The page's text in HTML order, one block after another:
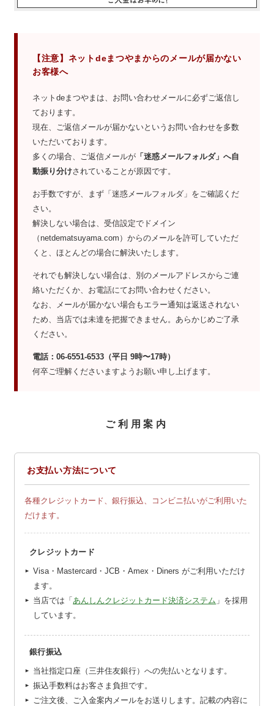
【注意】ネットdeまつやまからのメールが届かない
お客様へ
ネットdeまつやまは、お問い合わせメールに必ずご返信し
ております。
現在、ご返信メールが届かないというお問い合わせを多数
いただいております。
多くの場合、ご返信メールが「迷惑メールフォルダ」へ自
動振り分けされていることが原因です。
お手数ですが、まず「迷惑メールフォルダ」をご確認くだ
さい。
解決しない場合は、受信設定でドメイン
（netdematsuyama.com）からのメールを許可していただ
くと、ほとんどの場合に解決いたします。
それでも解決しない場合は、別のメールアドレスからご連
絡いただくか、お電話にてお問い合わせください。
なお、メールが届かない場合もエラー通知は返送されない
ため、当店では未達を把握できません。あらかじめご了承
ください。
電話：06-6551-6533（平日 9時〜17時）
何卒ご理解くださいますようお願い申し上げます。
ご利用案内
お支払い方法について
各種クレジットカード、銀行振込、コンビニ払いがご利用いた
だけます。
クレジットカード
Visa・Mastercard・JCB・Amex・Diners がご利用いただけ
ます。
当店では「あんしんクレジットカード決済システム 」を採用
しています。
銀行振込
当社指定口座（三井住友銀行）への先払いとなります。
振込手数料はお客さま負担です。
ご注文後、ご入金案内メールをお送りします。記載の内容に